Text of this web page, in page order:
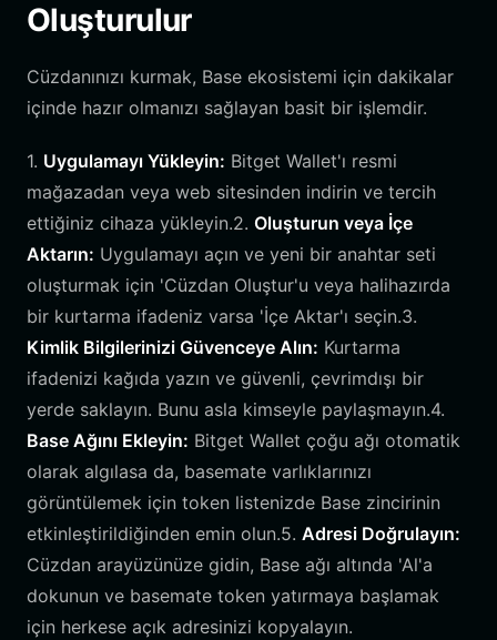
Oluşturulur
Cüzdanınızı kurmak, Base ekosistemi için dakikalar
içinde hazır olmanızı sağlayan basit bir işlemdir.
1. Uygulamayı Yükleyin: Bitget Wallet'ı resmi
mağazadan veya web sitesinden indirin ve tercih
ettiğiniz cihaza yükleyin.2. Oluşturun veya İçe
Aktarın: Uygulamayı açın ve yeni bir anahtar seti
oluşturmak için 'Cüzdan Oluştur'u veya halihazırda
bir kurtarma ifadeniz varsa 'İçe Aktar'ı seçin.3.
Kimlik Bilgilerinizi Güvenceye Alın: Kurtarma
ifadenizi kağıda yazın ve güvenli, çevrimdışı bir
yerde saklayın. Bunu asla kimseyle paylaşmayın.4.
Base Ağını Ekleyin: Bitget Wallet çoğu ağı otomatik
olarak algılasa da, basemate varlıklarınızı
görüntülemek için token listenizde Base zincirinin
etkinleştirildiğinden emin olun.5. Adresi Doğrulayın:
Cüzdan arayüzünüze gidin, Base ağı altında 'Al'a
dokunun ve basemate token yatırmaya başlamak
için herkese açık adresinizi kopyalayın.